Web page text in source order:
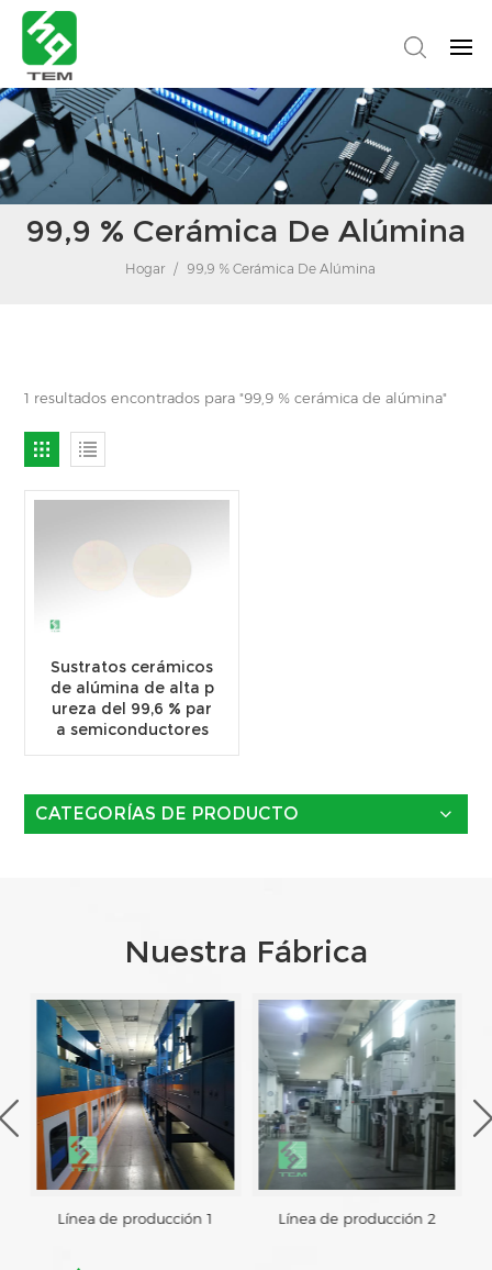
99,9 % Cerámica De Alúmina
Hogar / 99,9 % Cerámica De Alúmina
1 resultados encontrados para "99,9 % cerámica de alúmina"
Sustratos cerámicos
de alúmina de alta p
ureza del 99,6 % par
a semiconductores
CATEGORÍAS DE PRODUCTO
Nuestra Fábrica
Línea de producción 1 Línea de producción 2